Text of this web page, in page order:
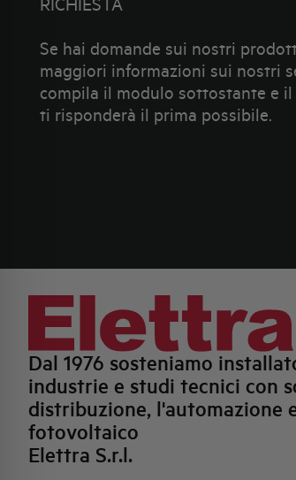
Se hai domande sui nostri
maggiori informazioni sui nostri
compila il modulo sottostante e
ti risponderà il prima possibile.
Dal 1976 sosteniamo
industrie e studi tecnici con
distribuzione, l'automazione
fotovoltaico
Elettra S.r.l.